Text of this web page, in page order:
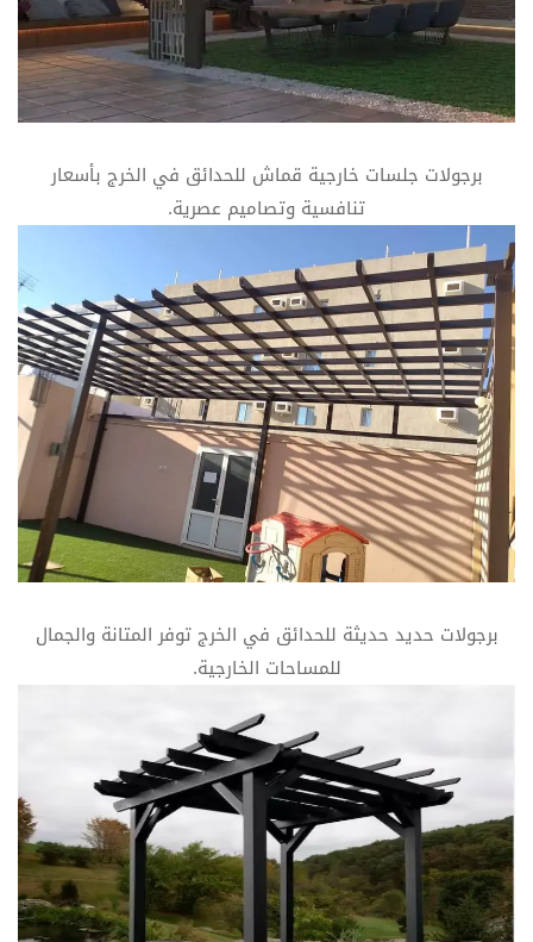
برجولات جلسات خارجية قماش للحدائق في الخرج بأسعار
تنافسية وتصاميم عصرية.
برجولات حديد حديثة للحدائق في الخرج توفر المتانة والجمال
للمساحات الخارجية.